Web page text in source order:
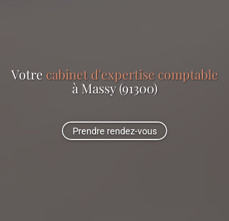
Votre cabinet d'expertise comptable
à Massy (91300)
Prendre rendez-vous